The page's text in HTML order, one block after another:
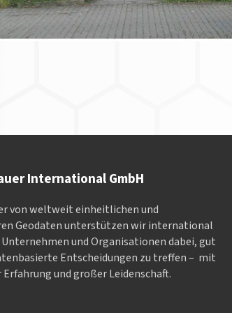
International GmbH
von weltweit einheitlichen und
Geodaten un­ter­stüt­zen wir in­ter­na­tional
und Or­ga­nisa­tionen dabei, gut
Entscheidungen zu treffen – mit
und großer Leidenschaft.